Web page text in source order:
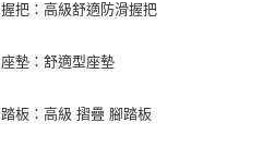
握把：高級舒適防滑握把
座墊：舒適型座墊
踏板：高級 摺疊 腳踏板